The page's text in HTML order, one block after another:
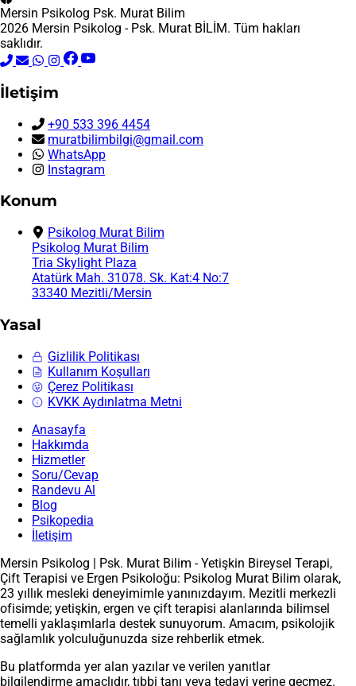
Mersin Psikolog Psk. Murat Bilim
2026 Mersin Psikolog - Psk. Murat BİLİM. Tüm hakları
saklıdır.
İletişim
+90 533 396 4454
muratbilimbilgi@gmail.com
WhatsApp
Instagram
Konum
Psikolog Murat Bilim
Psikolog Murat Bilim
Tria Skylight Plaza
Atatürk Mah. 31078. Sk. Kat:4 No:7
33340 Mezitli/Mersin
Yasal
Gizlilik Politikası
Kullanım Koşulları
Çerez Politikası
KVKK Aydınlatma Metni
Anasayfa
Hakkımda
Hizmetler
Soru/Cevap
Randevu Al
Blog
Psikopedia
İletişim
Mersin Psikolog | Psk. Murat Bilim - Yetişkin Bireysel Terapi,
Çift Terapisi ve Ergen Psikoloğu: Psikolog Murat Bilim olarak,
23 yıllık mesleki deneyimimle yanınızdayım. Mezitli merkezli
ofisimde; yetişkin, ergen ve çift terapisi alanlarında bilimsel
temelli yaklaşımlarla destek sunuyorum. Amacım, psikolojik
sağlamlık yolculuğunuzda size rehberlik etmek.
Bu platformda yer alan yazılar ve verilen yanıtlar
bilgilendirme amaçlıdır, tıbbi tanı veya tedavi yerine geçmez.